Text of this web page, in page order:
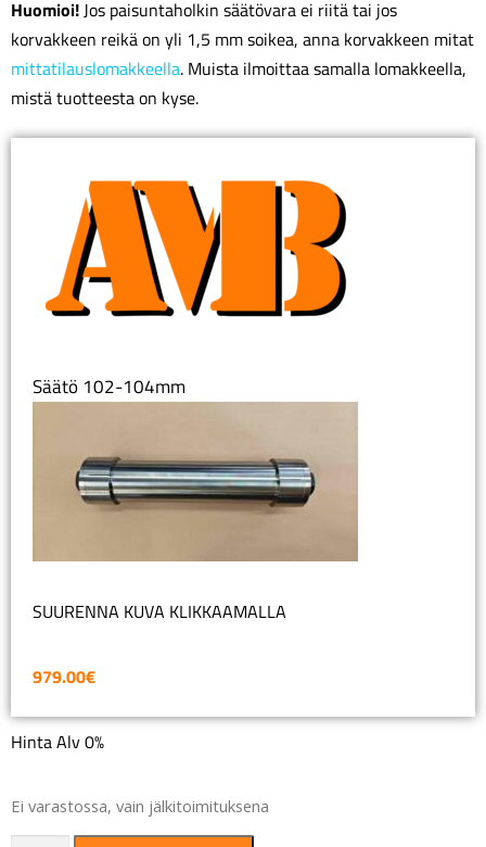
Huomioi!Jos paisuntaholkin säätövara ei riitä tai jos
korvakkeen reikä on yli 1,5 mm soikea, anna korvakkeen mitat
mittatilauslomakkeella. Muista ilmoittaa samalla lomakkeella,
mistä tuotteesta on kyse.
Säätö 102-104mm
SUURENNA KUVA KLIKKAAMALLA
979.00€
Hinta Alv 0%
Ei varastossa, vain jälkitoimituksena